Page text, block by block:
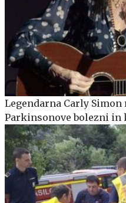
Legendarna Carly
Parkinsonove bolezni in